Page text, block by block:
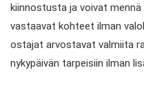
kiinnostusta ja voivat mennä
vastaavat kohteet ilman
ostajat arvostavat valmiita
nykypäivän tarpeisiin ilman